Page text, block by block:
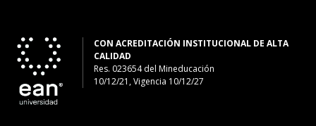
CON ACREDITACIÓN INSTITUCIONAL DE ALTA
CALIDAD
Res. 023654del Mineducación
10/12/21, Vigencia 10/12/27